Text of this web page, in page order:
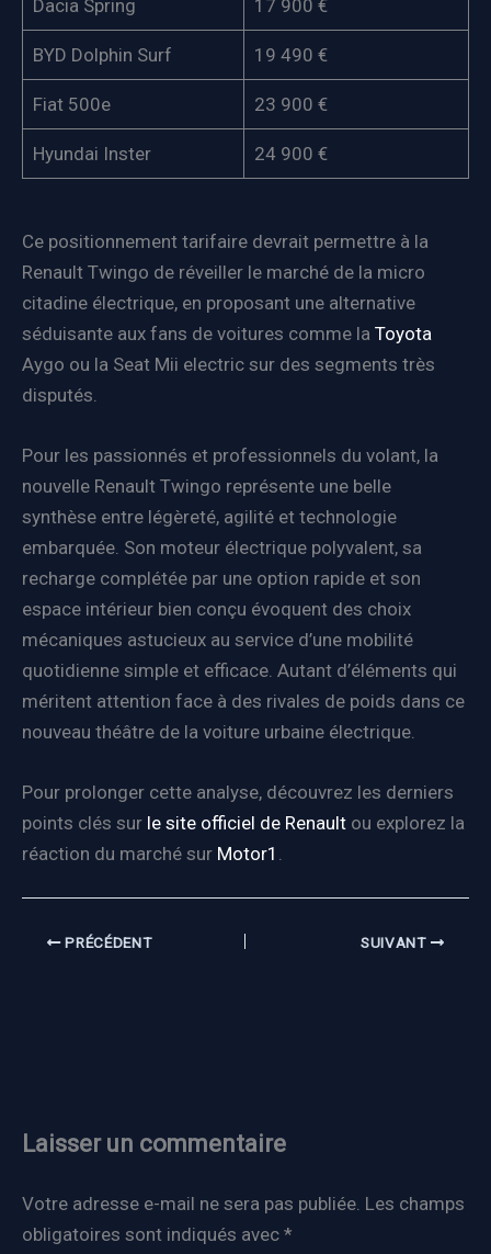
Dacia Spring 17 900 €
BYD Dolphin Surf 19 490 €
Fiat 500e 23 900 €
Hyundai Inster 24 900 €
Ce positionnement tarifaire devrait permettre à la
Renault Twingo de réveiller le marché de la micro
citadine électrique, en proposant une alternative
séduisante aux fans de voitures comme la Toyota
Aygo ou la Seat Mii electric sur des segments très
disputés.
Pour les passionnés et professionnels du volant, la
nouvelle Renault Twingo représente une belle
synthèse entre légèreté, agilité et technologie
embarquée. Son moteur électrique polyvalent, sa
recharge complétée par une option rapide et son
espace intérieur bien conçu évoquent des choix
mécaniques astucieux au service d’une mobilité
quotidienne simple et efficace. Autant d’éléments qui
méritent attention face à des rivales de poids dans ce
nouveau théâtre de la voiture urbaine électrique.
Pour prolonger cette analyse, découvrez les derniers
points clés sur le site officiel de Renault ou explorez la
réaction du marché sur Motor1 .
PRÉCÉDENT SUIVANT
Laisser un commentaire
Votre adresse e-mail ne sera pas publiée. Les champs
obligatoires sont indiqués avec *